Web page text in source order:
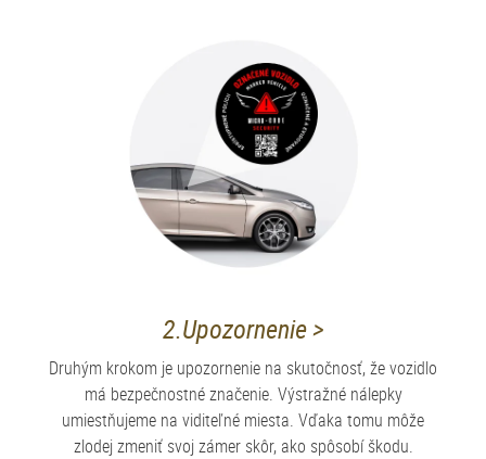
2.Upozornenie >
Druhým krokom je upozornenie na skutočnosť, že vozidlo
má bezpečnostné značenie. Výstražné nálepky
umiestňujeme na viditeľné miesta. Vďaka tomu môže
zlodej zmeniť svoj zámer skôr, ako spôsobí škodu.